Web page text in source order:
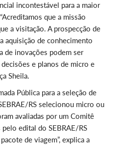
incontestável para a maior
que a missão
a visitação. A prospecção de
aquisição de conhecimento
de inovações podem ser
e planos de micro e
Sheila.
Pública para a seleção de
RS selecionou micro ou
avaliadas por um Comitê
pelo edital do SEBRAE/RS
de viagem”, explica a